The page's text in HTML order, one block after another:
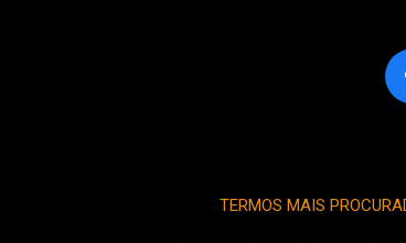
TERMOS MAIS